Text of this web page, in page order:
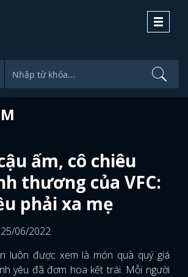
Toggle
ấm, cô chiêu
thương của VFC:
phải xa mẹ
06/2022
luôn được xem là món quà quý giá
yêu đã đơm hoa kết trái. Mỗi người